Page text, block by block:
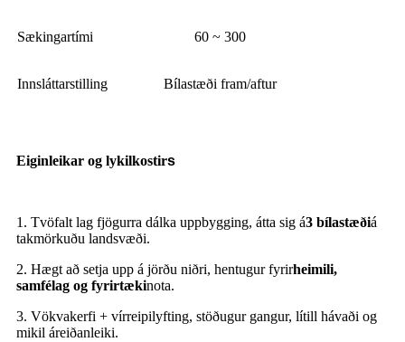
Sækingartími 60 ~ 300
Innsláttarstilling Bílastæði fram/aftur
Eiginleikar og lykilkostirs
1. Tvöfalt lag fjögurra dálka uppbygging, átta sig á3 bílastæðiá
takmörkuðu landsvæði.
2. Hægt að setja upp á jörðu niðri, hentugur fyrirheimili,
samfélag og fyrirtækinota.
3. Vökvakerfi + vírreipilyfting, stöðugur gangur, lítill hávaði og
mikil áreiðanleiki.